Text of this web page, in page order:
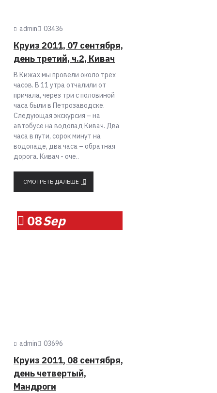
admin 03436
Круиз 2011, 07 сентября,
день третий, ч.2, Кивач
В Кижах мы провели около трех
часов. В 11 утра отчалили от
причала, через три с половиной
часа были в Петрозаводске.
Следующая экскурсия – на
автобусе на водопад Кивач. Два
часа в пути, сорок минут на
водопаде, два часа – обратная
дорога. Кивач - оче..
СМОТРЕТЬ ДАЛЬШЕ
08Sep
admin 03696
Круиз 2011, 08 сентября,
день четвертый,
Мандроги